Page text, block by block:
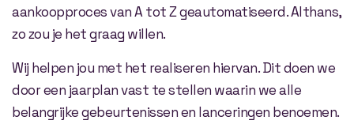
aankoopproces van A tot Z geautomatiseerd. Althans,
zo zou je het graag willen.
Wij helpen jou met het realiseren hiervan. Dit doen we
door een jaarplan vast te stellen waarin we alle
belangrijke gebeurtenissen en lanceringen benoemen.